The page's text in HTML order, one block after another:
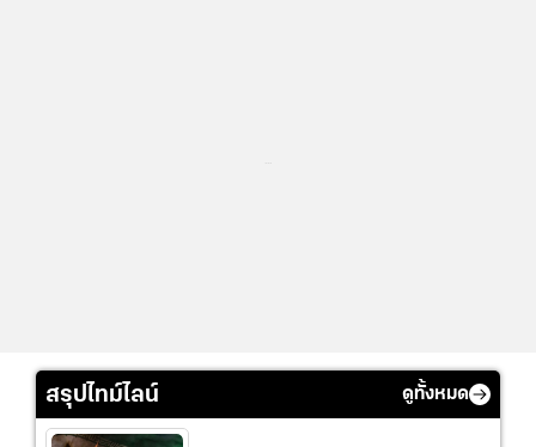
สรุปไทม์ไลน์ ดูทั้งหมด